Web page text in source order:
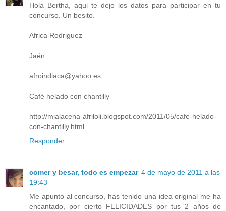
Hola Bertha, aqui te dejo los datos para participar en tu
concurso. Un besito.
Africa Rodriguez
Jaén
afroindiaca@yahoo.es
Café helado con chantilly
http://mialacena-afriloli.blogspot.com/2011/05/cafe-helado-
con-chantilly.html
Responder
comer y besar, todo es empezar 4 de mayo de 2011 a las
19:43
Me apunto al concurso, has tenido una idea original me ha
encantado, por cierto FELICIDADES por tus 2 años de